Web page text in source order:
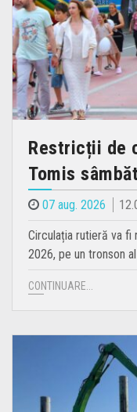
Restricții de
Tomis
07 aug. 2026
Circulația rutieră va fi
2026, pe un tronson al
CONTINUARE...